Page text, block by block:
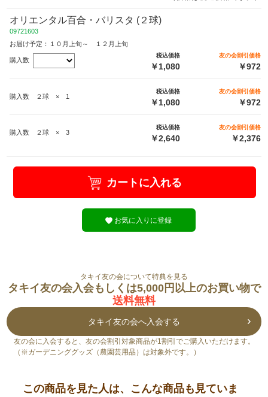
オリエンタル百合・バリスタ (２球)
09721603
お届け予定：１０月上旬～ １２月上旬
購入数
税込価格
￥1,080
友の会割引価格
￥972
購入数 ２球 × 1
税込価格
￥1,080
友の会割引価格
￥972
購入数 ２球 × 3
税込価格
￥2,640
友の会割引価格
￥2,376
カートに入れる
お気に入りに登録
タキイ友の会について特典を見る
タキイ友の会入会もしくは5,000円以上のお買い物で
送料無料
タキイ友の会へ入会する
友の会に入会すると、友の会割引対象商品が1割引でご購入いただけます。
（※ガーデニンググッズ（農園芸用品）は対象外です。）
この商品を見た人は、こんな商品も見ていま